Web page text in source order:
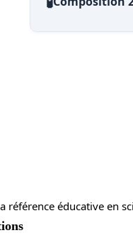
référence éducative en